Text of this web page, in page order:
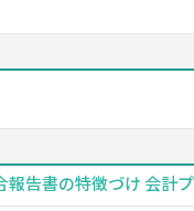
告書の特徴づけ 会計